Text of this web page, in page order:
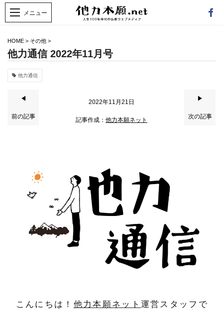
HOME > その他 >
他力通信 2022年11月号
他力通信
◀
前の記事
2022年11月21日
記事作成： 他力本願ネット
▶
次の記事
こんにちは！ 他力本願ネット 運営スタッフで